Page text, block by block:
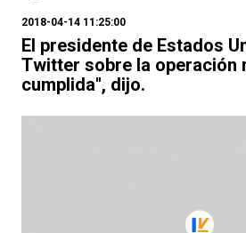
2018-04-14 11:25:00
El presidente de Estados
Twitter sobre la operación
cumplida", dijo.